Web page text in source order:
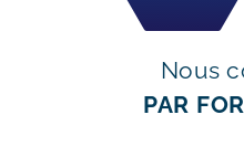
Nous
PAR